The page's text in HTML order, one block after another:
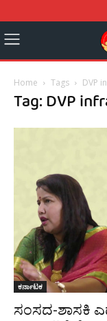
Home Tags DVP
Tag: DVP
ಕರ್ನಾಟಕ
ಸಂಸದ-ಶಾಸಕಿ